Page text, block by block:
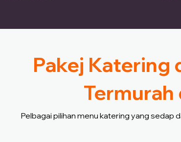
Pakej Katering
Termurah
Pelbagai pilihan menu katering yang sedap